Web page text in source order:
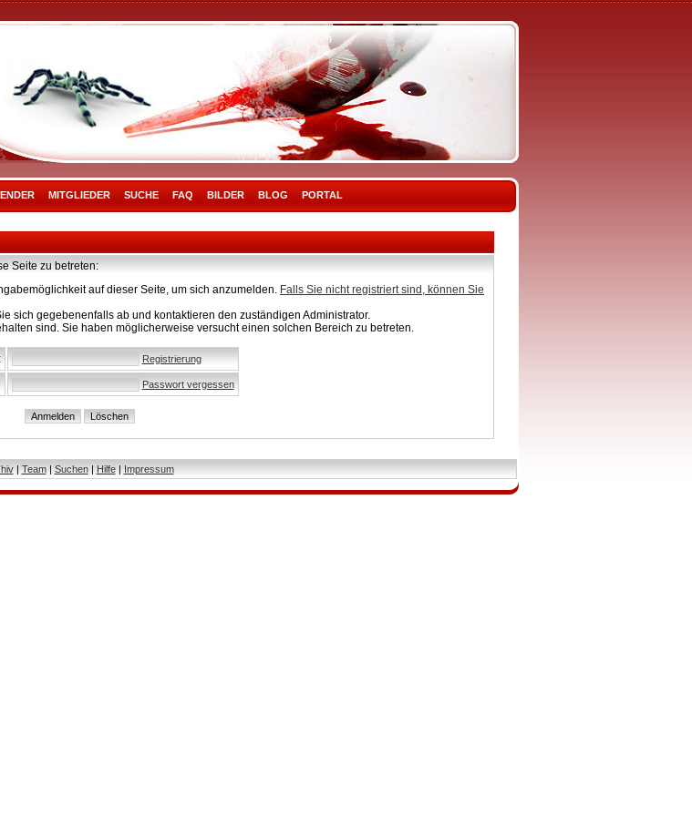
MITGLIEDER SUCHE FAQ BILDER BLOG PORTAL
Seite zu betreten:
auf dieser Seite, um sich anzumelden. Falls Sie nicht registriert sind, können Sie
sich gegebenenfalls ab und kontaktieren den zuständigen Administrator.
sind. Sie haben möglicherweise versucht einen solchen Bereich zu betreten.
Registrierung
Passwort vergessen
| Team| Suchen| Hilfe| Impressum